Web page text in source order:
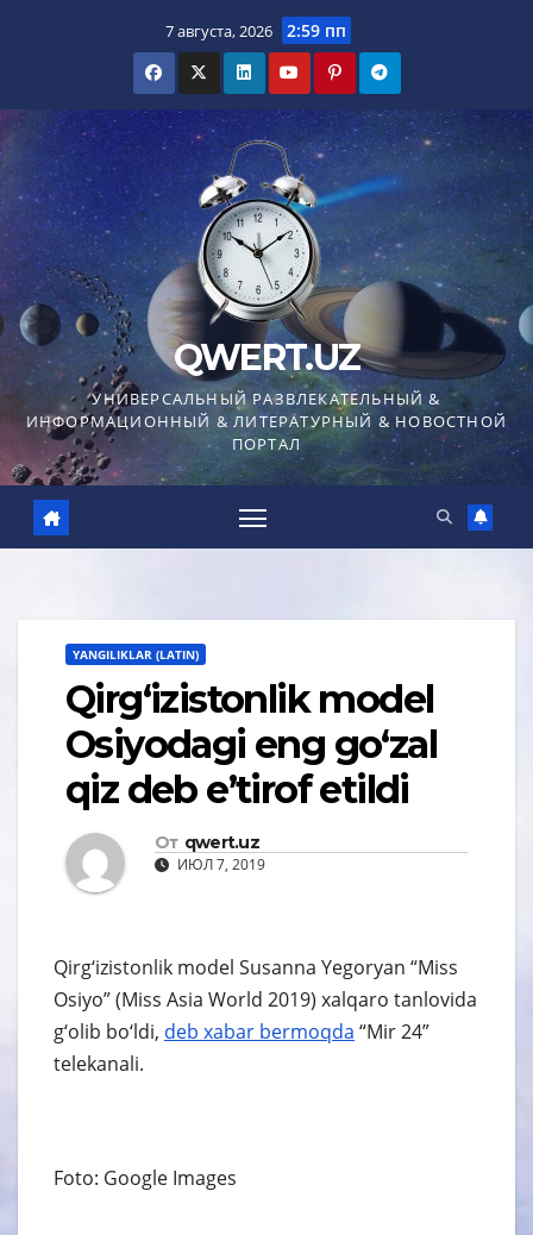
7 августа, 2026 2:59 пп
QWERT.UZ
УНИВЕРСАЛЬНЫЙ РАЗВЛЕКАТЕЛЬНЫЙ &
ИНФОРМАЦИОННЫЙ & ЛИТЕРАТУРНЫЙ & НОВОСТНОЙ
ПОРТАЛ
YANGILIKLAR (LATIN)
Qirg‘izistonlik model
Osiyodagi eng go‘zal
qiz deb e’tirof etildi
От qwert.uz
ИЮЛ 7, 2019
Qirg‘izistonlik model Susanna Yegoryan “Miss
Osiyo” (Miss Asia World 2019) xalqaro tanlovida
g‘olib bo‘ldi, deb xabar bermoqda “Mir 24”
telekanali.
Foto: Google Images